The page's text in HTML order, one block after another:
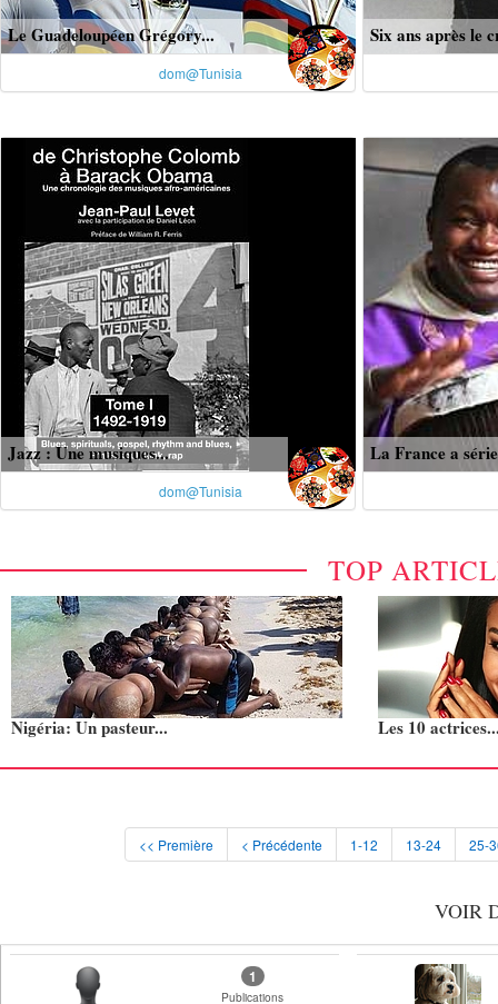
Le Guadeloupéen Grégory...
dom@Tunisia
Six ans après le
Jazz : Une musiques...
dom@Tunisia
La France a
TOP
Nigéria: Un pasteur... Les 10
<< Première < Précédente 1-12 13-24 25-
VOIR
1
Publications